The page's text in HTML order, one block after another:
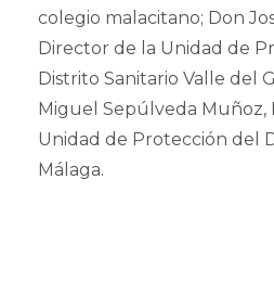
colegio malacitano; Don
Director de la Unidad de
Distrito Sanitario Valle del
Miguel Sepúlveda Muñoz,
Unidad de Protección del
Málaga.